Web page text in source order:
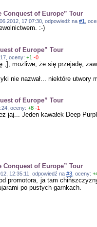
Conquest of Europe” Tour
17:07:30, odpowiedź na#1 ,
:-)
of Europe” Tour
oceny:+1 -0
;], możliwe, że się przejadę,
nie nazwał... niektóre utwory
of Europe” Tour
oceny:+8 -1
jaj... Jeden kawałek Deep
Conquest of Europe” Tour
12:35:11, odpowiedź na#3 , oceny:
promotora, ja tam
po pustych garnkach.